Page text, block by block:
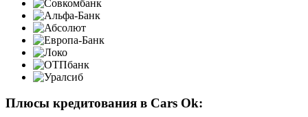
Плюсы кредитования в Cars Ok: